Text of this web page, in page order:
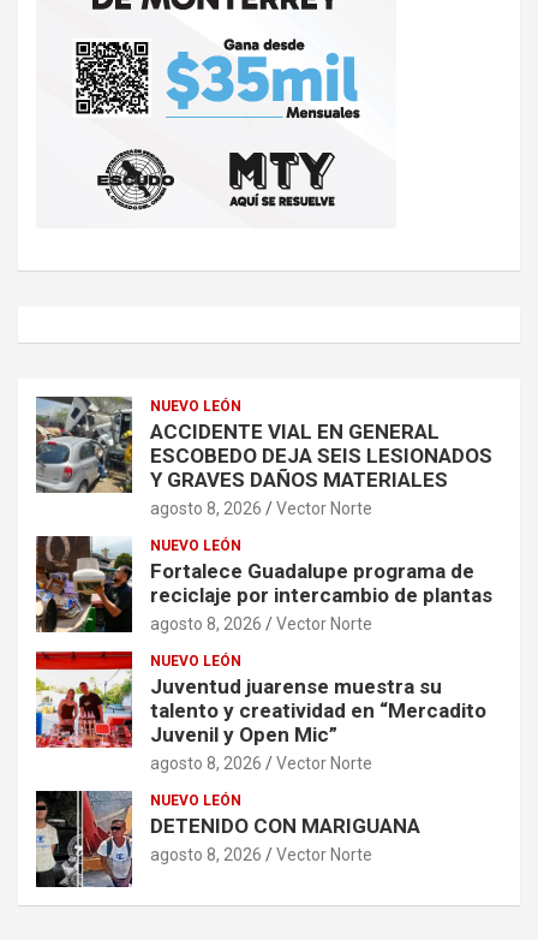
NUEVO LEÓN
ACCIDENTE VIAL EN GENERAL
ESCOBEDO DEJA SEIS LESIONADOS
Y GRAVES DAÑOS MATERIALES
agosto 8, 2026 Vector Norte
NUEVO LEÓN
Fortalece Guadalupe programa de
reciclaje por intercambio de plantas
agosto 8, 2026 Vector Norte
NUEVO LEÓN
Juventud juarense muestra su
talento y creatividad en “Mercadito
Juvenil y Open Mic”
agosto 8, 2026 Vector Norte
NUEVO LEÓN
DETENIDO CON MARIGUANA
agosto 8, 2026 Vector Norte